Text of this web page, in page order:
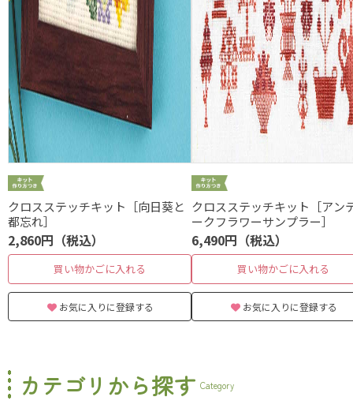
クロスステッチキット［向日葵と
都忘れ］
2,860円（税込）
買い物かごに入れる
お気に入りに登録する
クロスステッチキット［アン
ークフラワーサンプラー］
6,490円（税込）
買い物かごに入れる
お気に入りに登録する
カテゴリから探す Category